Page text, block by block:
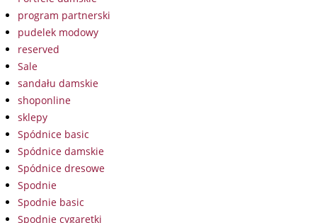
program partnerski
pudelek modowy
reserved
Sale
sandału damskie
shoponline
sklepy
Spódnice basic
Spódnice damskie
Spódnice dresowe
Spodnie
Spodnie basic
Spodnie cygaretki